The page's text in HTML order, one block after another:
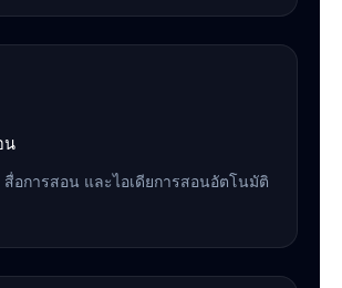
น
สื่อการสอน และไอเดียการสอนอัตโนมัติ